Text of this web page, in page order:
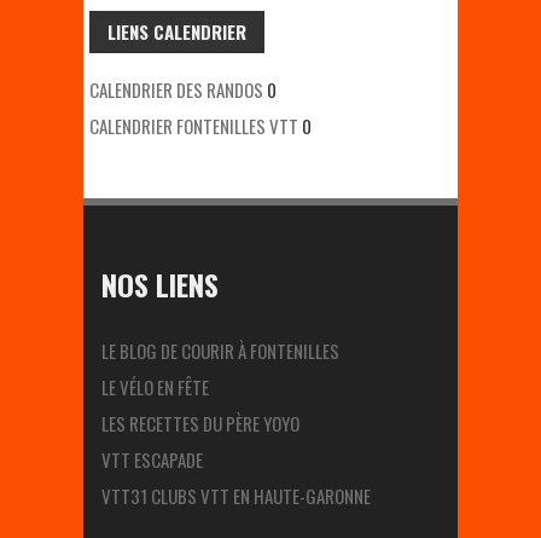
LIENS CALENDRIER
CALENDRIER DES RANDOS 0
CALENDRIER FONTENILLES VTT 0
NOS LIENS
LE BLOG DE COURIR À FONTENILLES
LE VÉLO EN FÊTE
LES RECETTES DU PÈRE YOYO
VTT ESCAPADE
VTT31 CLUBS VTT EN HAUTE-GARONNE